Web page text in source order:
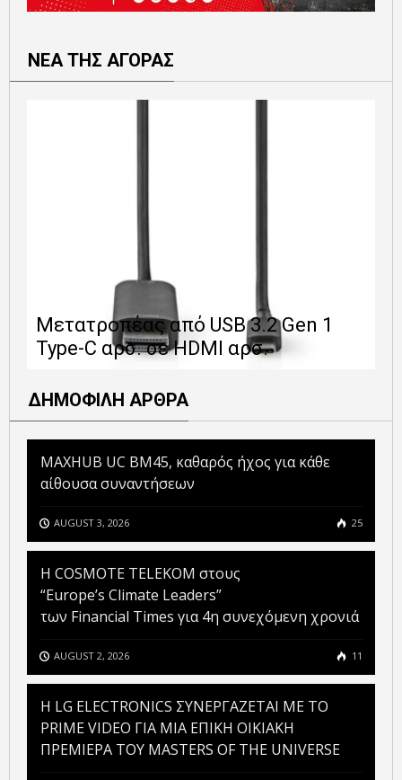
ΝΕΑ ΤΗΣ ΑΓΟΡΑΣ
Μετατροπέας από USB 3.2 Gen 1
Type-C αρσ. σε HDMI αρσ.
ΔΗΜΟΦΙΛΗ ΑΡΘΡΑ
MAXHUB UC BM45, καθαρός ήχος για κάθε
αίθουσα συναντήσεων
AUGUST 3, 2026 25
Η COSMOTE TELEKOM στους
“Europe’s Climate Leaders”
των Financial Times για 4η συνεχόμενη χρονιά
AUGUST 2, 2026 11
H LG ELECTRONICS ΣΥΝΕΡΓΑΖΕΤΑΙ ΜΕ ΤΟ
PRIME VIDEO ΓΙΑ ΜΙΑ ΕΠΙΚΗ ΟΙΚΙΑΚΗ
ΠΡΕΜΙΕΡΑ ΤΟΥ MASTERS OF THE UNIVERSE